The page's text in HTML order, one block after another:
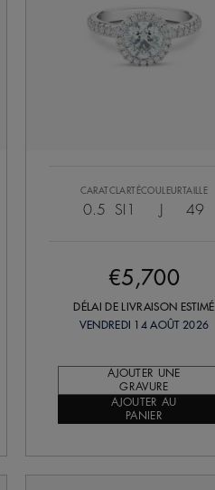
CARAT
0.5
CLARTÉ
SI1
COULEUR TAILLE
49
€5,700
DÉLAI DE LIVRAISON ESTIMÉ
VENDREDI 14 AOÛT 2026
AJOUTER UNE
GRAVURE
AJOUTER AU
PANIER